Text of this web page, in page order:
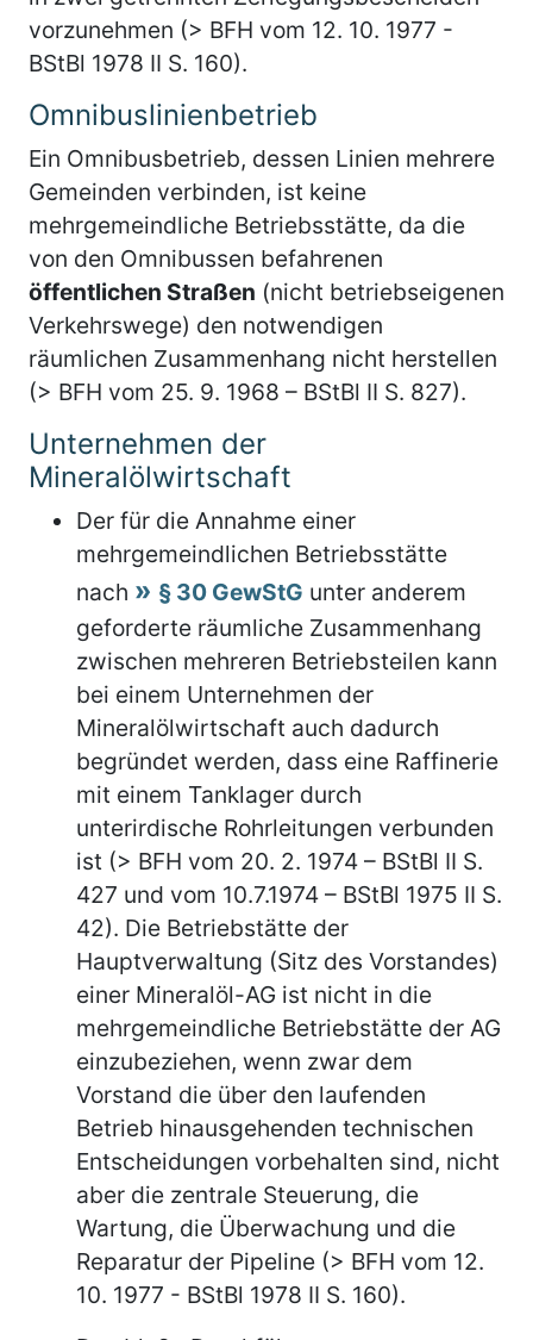
vorzunehmen (> BFH vom 12. 10. 1977 -
BStBl 1978 II S. 160).
Omnibuslinienbetrieb
Ein Omnibusbetrieb, dessen Linien mehrere
Gemeinden verbinden, ist keine
mehrgemeindliche Betriebsstätte, da die
von den Omnibussen befahrenen
öffentlichen Straßen (nicht betriebseigenen
Verkehrswege) den notwendigen
räumlichen Zusammenhang nicht herstellen
(> BFH vom 25. 9. 1968 – BStBl II S. 827).
Unternehmen der
Mineralölwirtschaft
Der für die Annahme einer
mehrgemeindlichen Betriebsstätte
nach
§ 30 GewStG unter anderem
geforderte räumliche Zusammenhang
zwischen mehreren Betriebsteilen kann
bei einem Unternehmen der
Mineralölwirtschaft auch dadurch
begründet werden, dass eine Raffinerie
mit einem Tanklager durch
unterirdische Rohrleitungen verbunden
ist (> BFH vom 20. 2. 1974 – BStBl II S.
427 und vom 10.7.1974 – BStBl 1975 II S.
42). Die Betriebstätte der
Hauptverwaltung (Sitz des Vorstandes)
einer Mineralöl-AG ist nicht in die
mehrgemeindliche Betriebstätte der AG
einzubeziehen, wenn zwar dem
Vorstand die über den laufenden
Betrieb hinausgehenden technischen
Entscheidungen vorbehalten sind, nicht
aber die zentrale Steuerung, die
Wartung, die Überwachung und die
Reparatur der Pipeline (> BFH vom 12.
10. 1977 - BStBl 1978 II S. 160).